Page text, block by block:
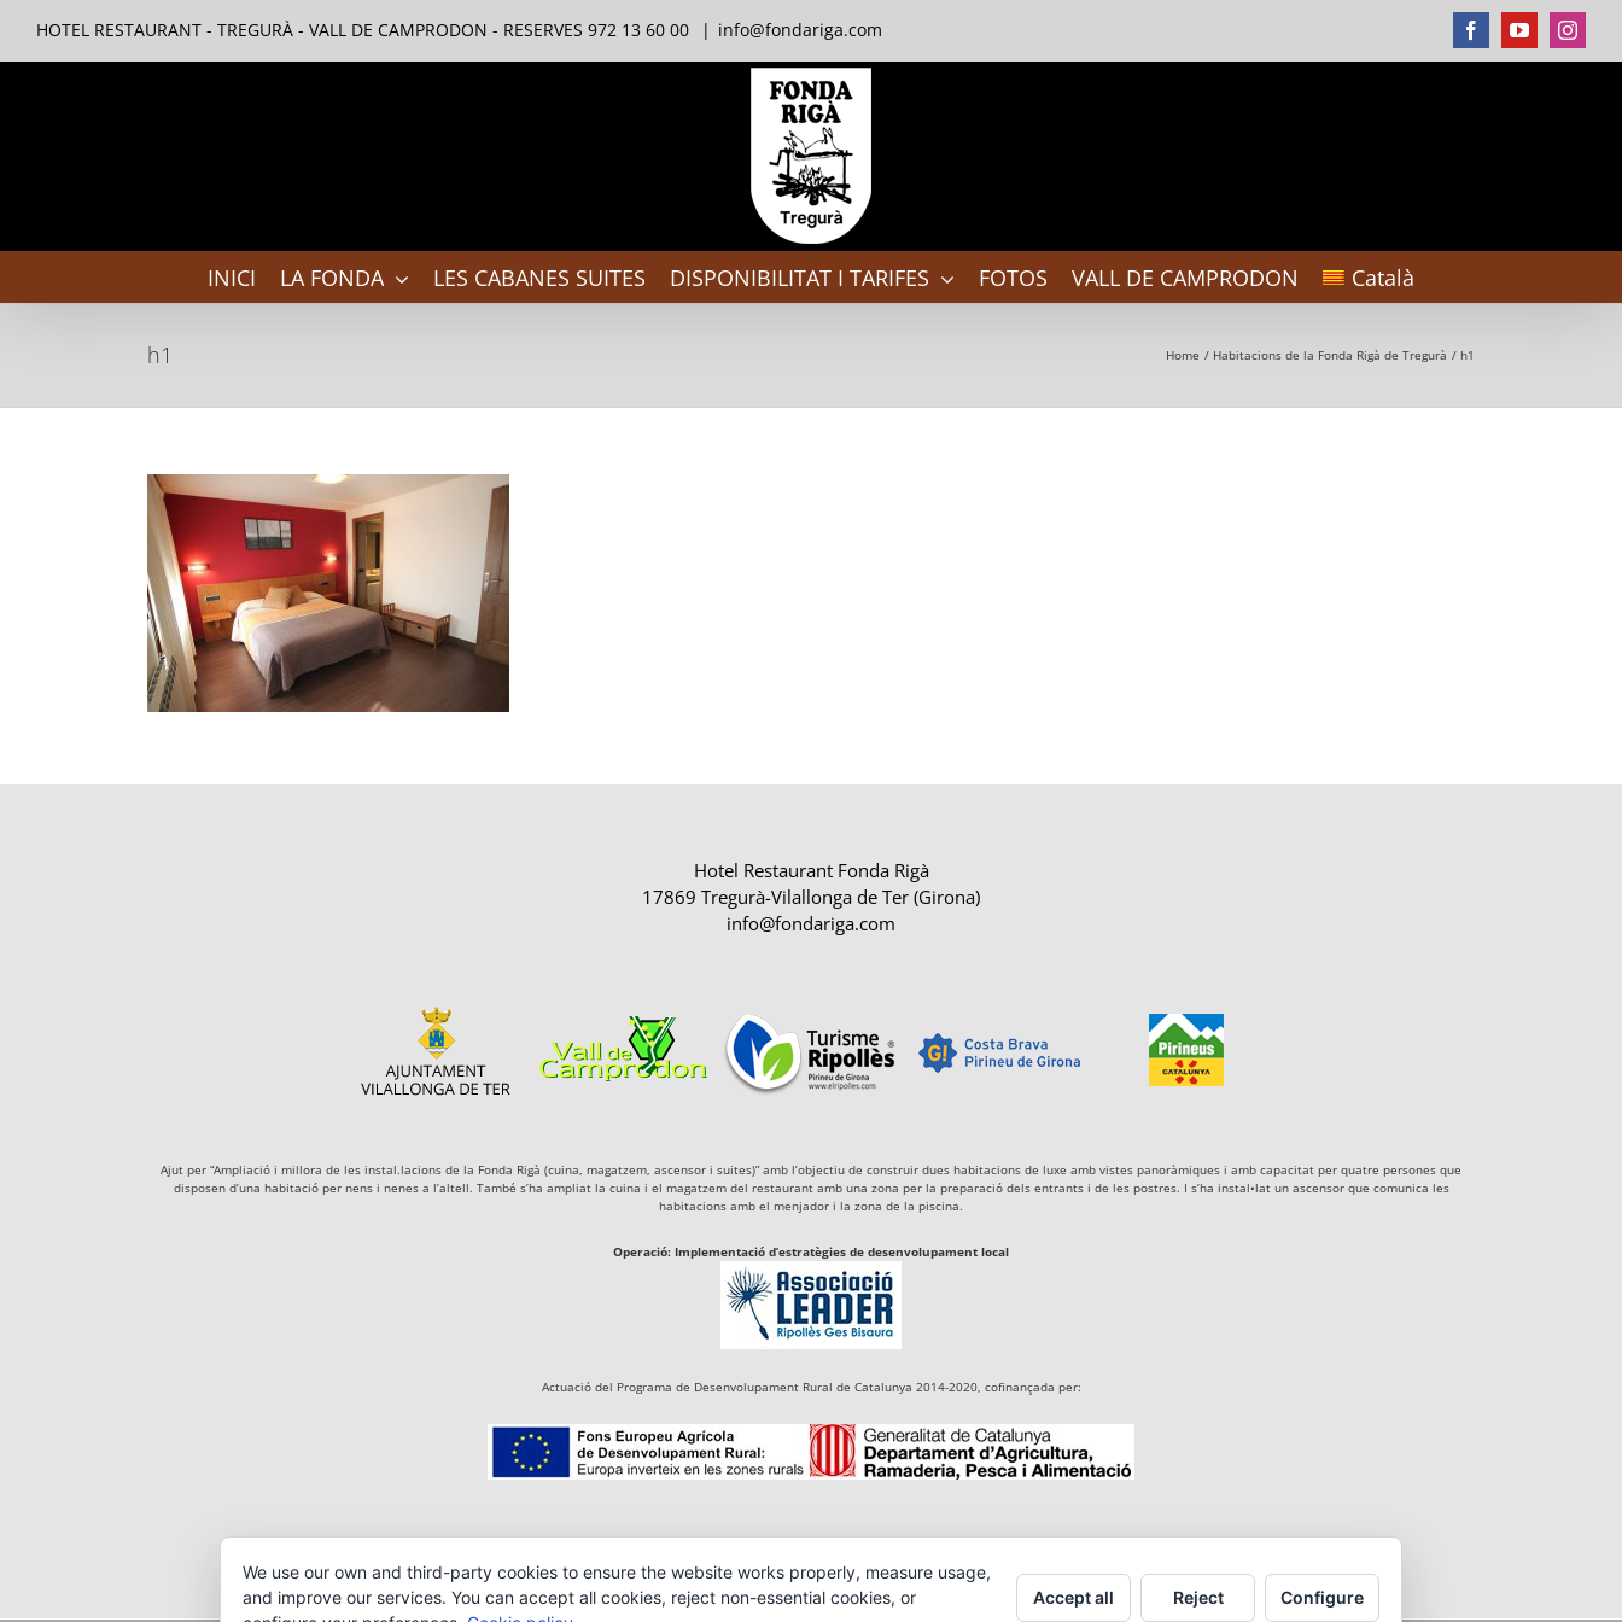
content
HOTEL RESTAURANT - TREGURÀ - VALL DE CAMPRODON - RESERVES 972 13 60 00 | info@fondariga.com FacebookYouTube
INICI LA FONDA LES CABANES SUITES DISPONIBILITAT I TARIFES FOTOS VALL DE CAMPRODON Català
h1 Home Habitacions de la Fonda Rigà de Tregurà h1
Hotel Restaurant Fonda Rigà
17869 Tregurà-Vilallonga de Ter (Girona)
info@fondariga.com
Ajut per “Ampliació i millora de les instal.lacions de la Fonda Rigà (cuina, magatzem, ascensor i suites)” amb l’objectiu de construir dues habitacions de luxe amb vistes panoràmiques i amb capacitat per quatre persones que
disposen d’una habitació per nens i nenes a l’altell. També s’ha ampliat la cuina i el magatzem del restaurant amb una zona per la preparació dels entrants i de les postres. I s’ha instal•lat un ascensor que comunica les
habitacions amb el menjador i la zona de la piscina.
Operació: Implementació d’estratègies de desenvolupament local
Actuació del Programa de Desenvolupament Rural de Catalunya 2014-2020, cofinançada per:
We use our own and third-party cookies to ensure the website works properly, measure usage,
and improve our services. You can accept all cookies, reject non-essential cookies, or
Accept all Reject Configure